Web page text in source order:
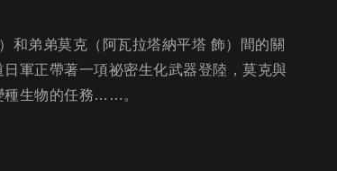
和弟弟莫克（阿瓦拉塔納平塔 飾）間的關
軍正帶著一項祕密生化武器登陸，莫克與
種生物的任務……。